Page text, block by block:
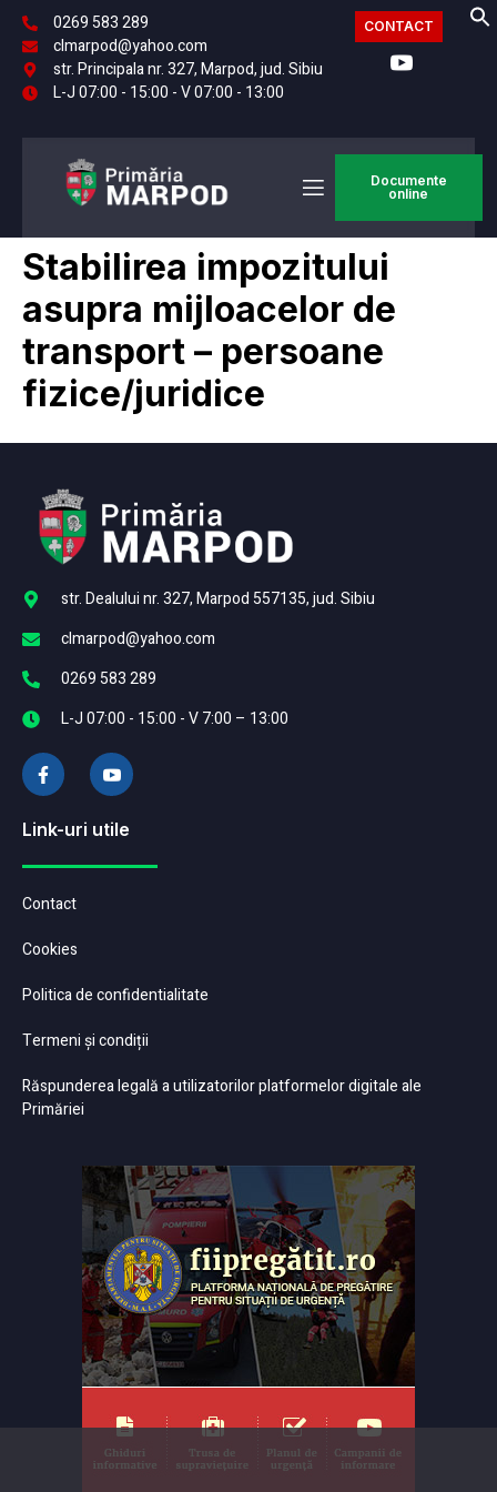
0269 583 289
clmarpod@yahoo.com
str. Principala nr. 327, Marpod, jud. Sibiu
L-J 07:00 - 15:00 - V 07:00 - 13:00
CONTACT
Documente
online
Stabilirea impozitului
asupra mijloacelor de
transport – persoane
fizice/juridice
str. Dealului nr. 327, Marpod 557135, jud. Sibiu
clmarpod@yahoo.com
0269 583 289
L-J 07:00 - 15:00 - V 7:00 – 13:00
Link-uri utile
Contact
Cookies
Politica de confidentialitate
Termeni și condiții
Răspunderea legală a utilizatorilor platformelor digitale ale
Primăriei